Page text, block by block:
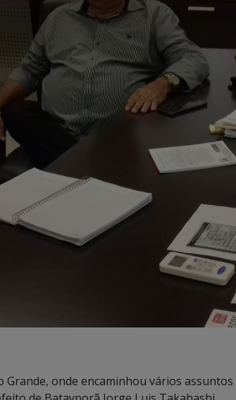
Grande, onde encaminhou vários assuntos